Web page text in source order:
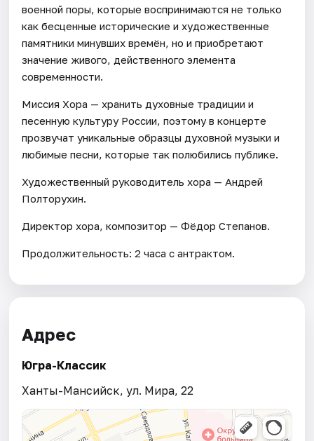
военной поры, которые воспринимаются не только
как бесценные исторические и художественные
памятники минувших времён, но и приобретают
значение живого, действенного элемента
современности.
Миссия Хора — хранить духовные традиции и
песенную культуру России, поэтому в концерте
прозвучат уникальные образцы духовной музыки и
любимые песни, которые так полюбились публике.
Художественный руководитель хора — Андрей
Полторухин.
Директор хора, композитор — Фёдор Степанов.
Продолжительность: 2 часа с антрактом.
Адрес
Югра-Классик
Ханты-Мансийск, ул. Мира, 22